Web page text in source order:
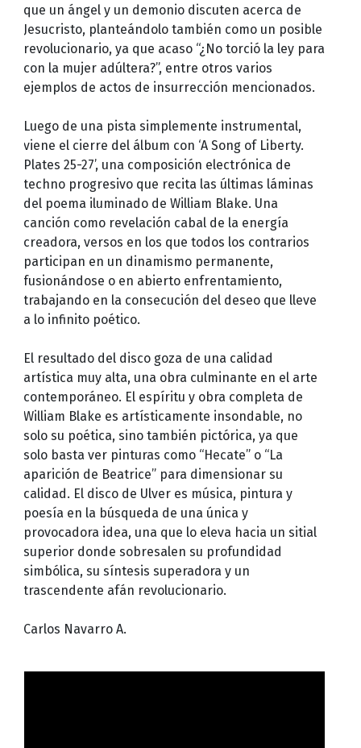
que un ángel y un demonio discuten acerca de
Jesucristo, planteándolo también como un posible
revolucionario, ya que acaso “¿No torció la ley para
con la mujer adúltera?”, entre otros varios
ejemplos de actos de insurrección mencionados.
Luego de una pista simplemente instrumental,
viene el cierre del álbum con ‘A Song of Liberty.
Plates 25-27’, una composición electrónica de
techno progresivo que recita las últimas láminas
del poema iluminado de William Blake. Una
canción como revelación cabal de la energía
creadora, versos en los que todos los contrarios
participan en un dinamismo permanente,
fusionándose o en abierto enfrentamiento,
trabajando en la consecución del deseo que lleve
a lo infinito poético.
El resultado del disco goza de una calidad
artística muy alta, una obra culminante en el arte
contemporáneo. El espíritu y obra completa de
William Blake es artísticamente insondable, no
solo su poética, sino también pictórica, ya que
solo basta ver pinturas como “Hecate” o “La
aparición de Beatrice” para dimensionar su
calidad. El disco de Ulver es música, pintura y
poesía en la búsqueda de una única y
provocadora idea, una que lo eleva hacia un sitial
superior donde sobresalen su profundidad
simbólica, su síntesis superadora y un
trascendente afán revolucionario.
Carlos Navarro A.